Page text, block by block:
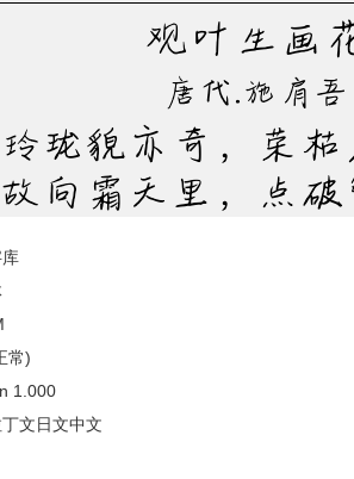
常)
1.000
文日文中文